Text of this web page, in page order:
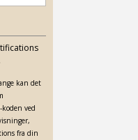
kan det
ved
fra din